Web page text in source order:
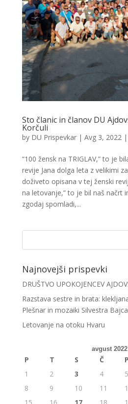
Sto članic in članov DU
Korčuli
by DU Prispevkar| Avg 3, 2022|
“100 žensk na TRIGLAV,” to je
revije Jana dolga leta z velikimi
doživeto opisana v tej ženski
na letovanje,” to je bil naš načrt
zgodaj spomladi,...
Najnovejši prispevki
DRUŠTVO UPOKOJENCEV
Razstava sestre in brata:
Plešnar in mozaiki Silvestra Bajca
Letovanje na otoku Hvaru
avgust 2022
P T S Č P
1
2 3 4 5
8
9 10 11